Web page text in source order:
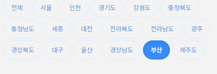
전체 서울 인천 경기도 강원도 충청북도
충청남도 세종 대전 전라북도 전라남도 광주
경상북도 대구 울산 경상남도 부산 제주도